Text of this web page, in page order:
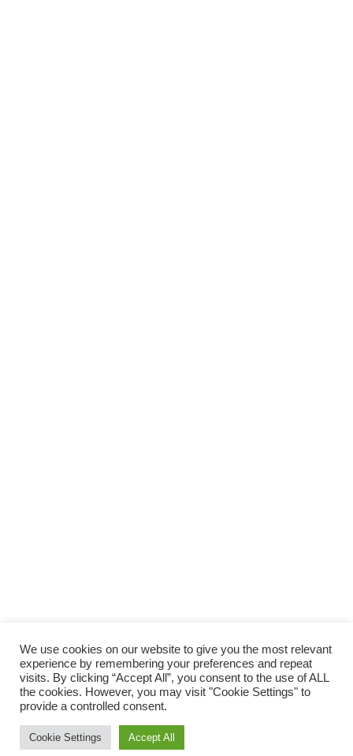
© 2014 Vivirsanos.com
We use cookies on our website to give you the most relevant
experience by remembering your preferences and repeat
visits. By clicking “Accept All”, you consent to the use of ALL
the cookies. However, you may visit "Cookie Settings" to
provide a controlled consent.
Cookie Settings Accept All